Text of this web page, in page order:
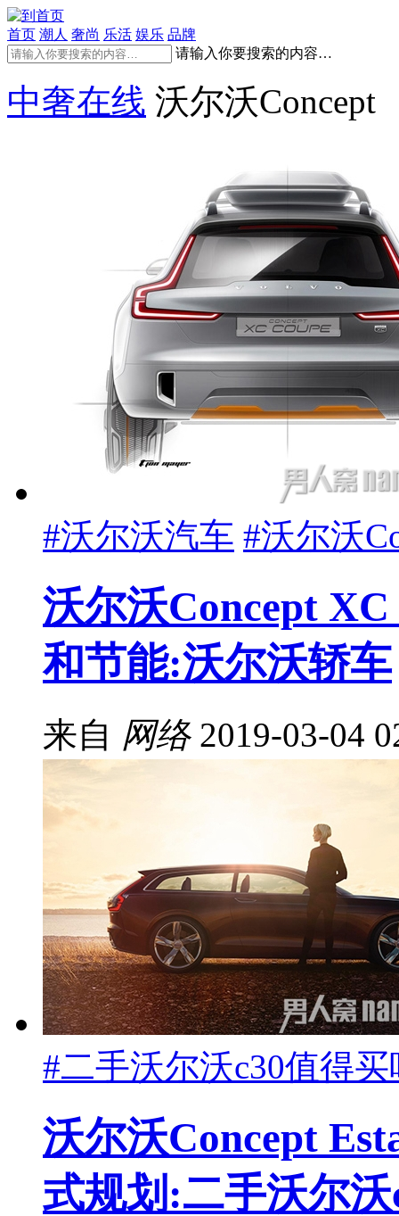
首页 潮人 奢尚 乐活 娱乐 品牌
请输入你要搜索的内容…
中奢在线 沃尔沃Concept
#沃尔沃汽车 #沃尔沃
沃尔沃Concept
和节能:沃尔沃轿车
来自 网络 2019-03-04
#二手沃尔沃c30值得买
沃尔沃Concept
式规划:二手沃尔